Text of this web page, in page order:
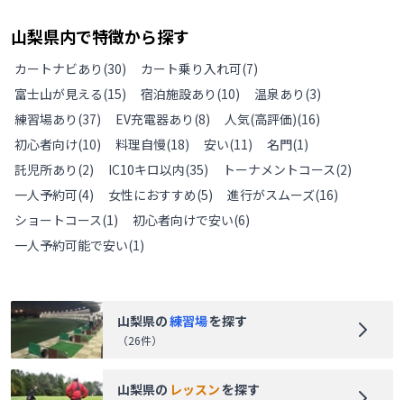
山梨県内で特徴から探す
カートナビあり (30) カート乗り入れ可(7)
富士山が見える(15) 宿泊施設あり (10) 温泉あり (3)
練習場あり (37) EV充電器あり (8) 人気(高評価)(16)
初心者向け(10) 料理自慢(18) 安い(11) 名門(1)
託児所あり (2) IC10キロ以内(35) トーナメントコース(2)
一人予約可(4) 女性におすすめ(5) 進行がスムーズ(16)
ショートコース(1) 初心者向けで安い(6)
一人予約可能で安い(1)
山梨県の練習場を探す
（26件）
山梨県の レッスンを探す